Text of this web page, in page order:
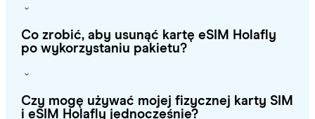
Co zrobić, aby usunąć kartę eSIM Holafly
po wykorzystaniu pakietu?
Czy mogę używać mojej fizycznej karty SIM
i eSIM Holafly jednocześnie?